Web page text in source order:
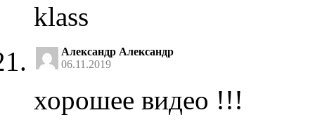
klass
Александр Александр
06.11.2019
хорошее видео !!!